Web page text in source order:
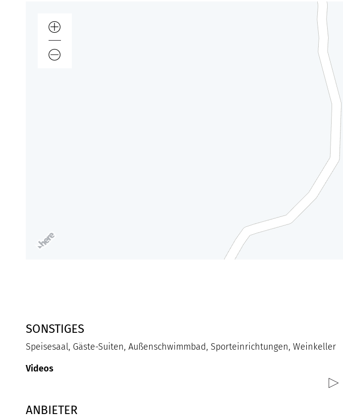
SONSTIGES
Speisesaal, Gäste-Suiten, Außenschwimmbad, Sporteinrichtungen, Weinkeller
Videos
ANBIETER